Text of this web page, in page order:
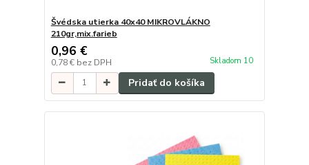
Švédska utierka 40x40 MIKROVLÁKNO
210gr,mix.farieb
0,96 €
0,78 € bez DPH Skladom 10
Pridať do košíka